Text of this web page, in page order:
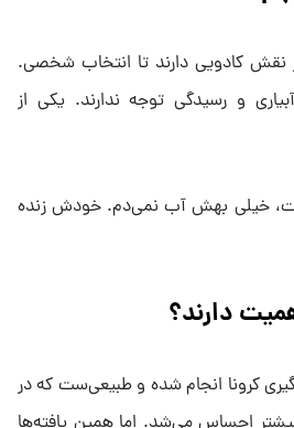
نقش کادویی دارند تا انتخاب شخصی.
و رسیدگی توجه ندارند. یکی از
خیلی بهش آب نمی‌دم. خودش زنده
دارند؟
کرونا انجام شده و طبیعی‌ست که در